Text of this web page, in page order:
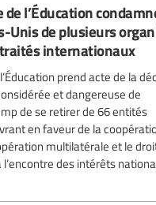
l’Éducation
Unis de plusieurs
internationaux
prend acte de la
et dangereuse de
de se retirer de 66 entités
en faveur de la
multilatérale et le
des intérêts